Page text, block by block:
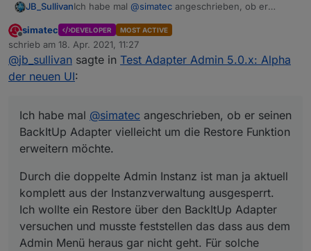
JB_SullivanIch habe mal @simatec angeschrieben, ob er
Funktion erweitern möchte.
Durch die doppelte Admin Instanz ist man ja aktuell
komplett aus der Instanzverwaltung ausgesperrt.
Ich wollte ein Restore über den BackItUp Adapter
versuchen und musste feststellen das dass aus
es zumindest diese Möglichkeit gäbe auf ein
Restore noch Zugriff zu bekommen.
Ohne Instanzen jedoch keine Möglichkeit auf ein
Restore von BackItUp
-----
Du solltest in deinen Adapter die Möglichkeit
einbauen, ein Restore auch aus der Admin Menü
Leiste durchführen zu können.
Offline
simatec DEVELOPER MOST ACTIVE
schrieb am 18. Apr. 2021, 11:27
zuletzt editiert von
@jb_sullivan sagte in Test Adapter Admin 5.0.x: Alpha
der neuen UI:
Ich habe mal @simatec angeschrieben, ob er seinen
BackItUp Adapter vielleicht um die Restore Funktion
erweitern möchte.
Durch die doppelte Admin Instanz ist man ja aktuell
komplett aus der Instanzverwaltung ausgesperrt.
Ich wollte ein Restore über den BackItUp Adapter
versuchen und musste feststellen das dass aus dem
Admin Menü heraus gar nicht geht. Für solche